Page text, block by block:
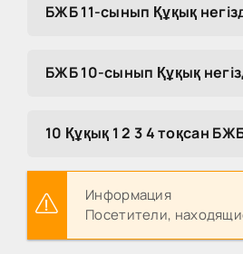
БЖБ 11-сынып Құқық
БЖБ 10-сынып Құқық
10 Құқық 1 2 3 4 тоқсан
Информация
Посетители,